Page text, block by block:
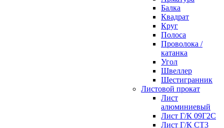
Балка
Квадрат
Круг
Полоса
Проволока /
катанка
Угол
Швеллер
Шестигранник
Листовой прокат
Лист
алюминиевый
Лист Г/К 09Г2С
Лист Г/К СТ3